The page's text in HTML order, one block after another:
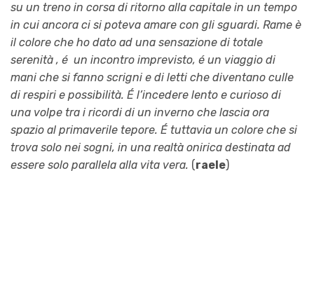
su un treno in corsa di ritorno alla capitale in un tempo
in cui ancora ci si poteva amare con gli sguardi. Rame è
il colore che ho dato ad una sensazione di totale
serenità , é un incontro imprevisto, é un viaggio di
mani che si fanno scrigni e di letti che diventano culle
di respiri e possibilità. É l’incedere lento e curioso di
una volpe tra i ricordi di un inverno che lascia ora
spazio al primaverile tepore. É tuttavia un colore che si
trova solo nei sogni, in una realtà onirica destinata ad
essere solo parallela alla vita vera. (raele)